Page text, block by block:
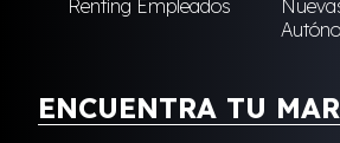
Renting Empleados
ENCUENTRA TU